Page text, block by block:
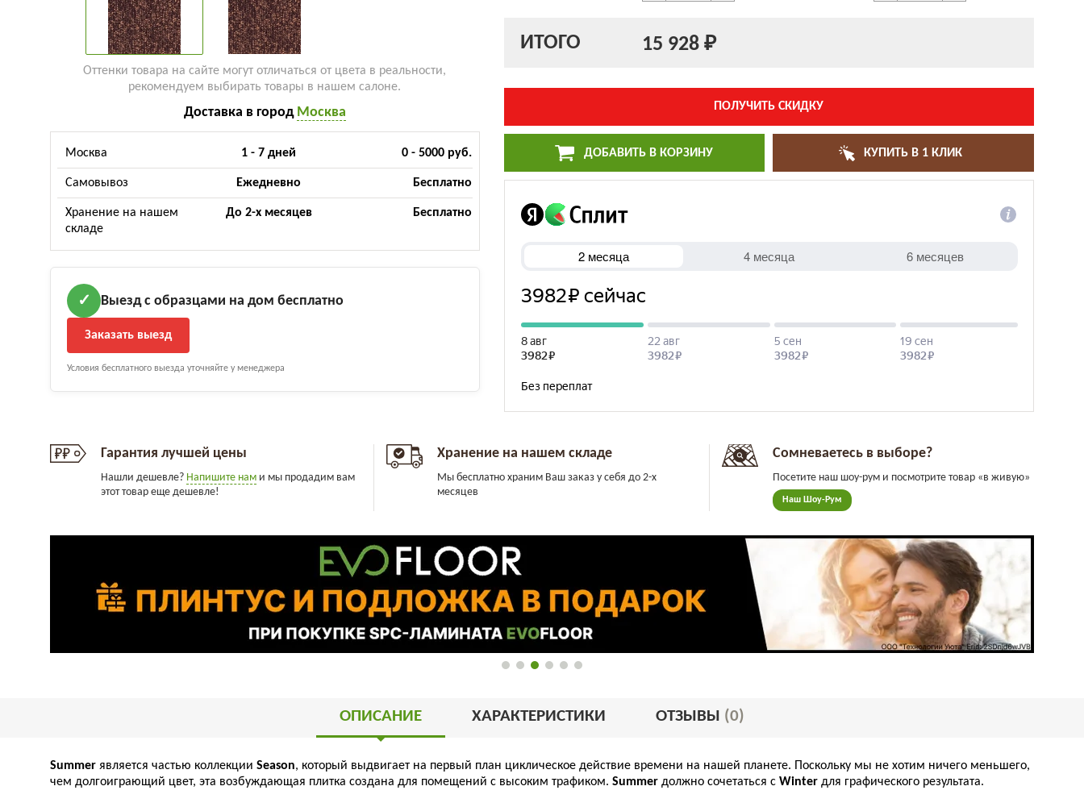
Оттенки товара на сайте могут отличаться от цвета в реальности,
рекомендуем выбирать товары в нашем салоне.
Доставка в город Москва
Москва 1 - 7 дней 0 - 5000 руб.
Самовывоз Ежедневно Бесплатно
Хранение на нашем
складе
До 2-х месяцев Бесплатно
✓ Выезд с образцами на дом бесплатно
Заказать выезд
Условия бесплатного выезда уточняйте у менеджера
ИТОГО 15 928 ₽
ПОЛУЧИТЬ СКИДКУ
ДОБАВИТЬ В КОРЗИНУ КУПИТЬ В 1 КЛИК
Гарантия лучшей цены
Нашли дешевле? Напишите нам и мы продадим вам
этот товар еще дешевле!
Хранение на нашем складе
Мы бесплатно храним Ваш заказ у себя до 2-х
месяцев
Сомневаетесь в выборе?
Посетите наш шоу-рум и посмотрите товар «в живую»
Наш Шоу-Рум
ОПИСАНИЕ ХАРАКТЕРИСТИКИ ОТЗЫВЫ (0)
Summer является частью коллекции Season, который выдвигает на первый план циклическое действие времени на нашей планете. Поскольку мы не хотим ничего меньшего,
чем долгоиграющий цвет, эта возбуждающая плитка создана для помещений с высоким трафиком. Summer должно сочетаться с Winter для графического результата.